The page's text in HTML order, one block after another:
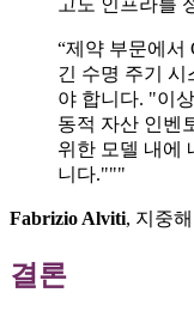
고도 인프라를
“제약 부문에서
긴 수명 주기 시
야 합니다. "이
동적 자산 인벤
위한 모델 내에
니다."""
Fabrizio Alviti, 지중
결론